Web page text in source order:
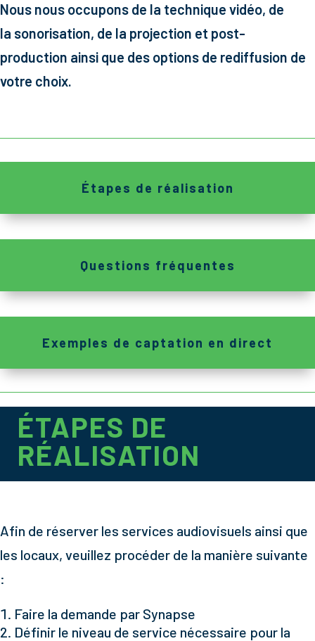
Nous nous occupons de la technique vidéo, de
la sonorisation, de la projection et post-
production ainsi que des options de rediffusion de
votre choix.
Étapes de réalisation
Questions fréquentes
Exemples de captation en direct
ÉTAPES DE
RÉALISATION
Afin de réserver les services audiovisuels ainsi que
les locaux, veuillez procéder de la manière suivante
:
Faire la demande par Synapse
Définir le niveau de service nécessaire pour la